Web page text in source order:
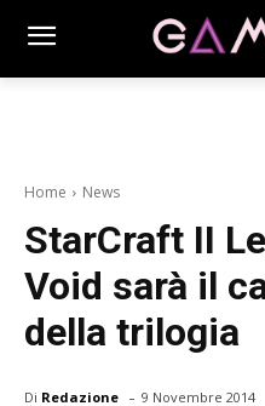
Home News
StarCraft II
Void sarà il
della trilogia
Di Redazione - 9 Novembre 2014